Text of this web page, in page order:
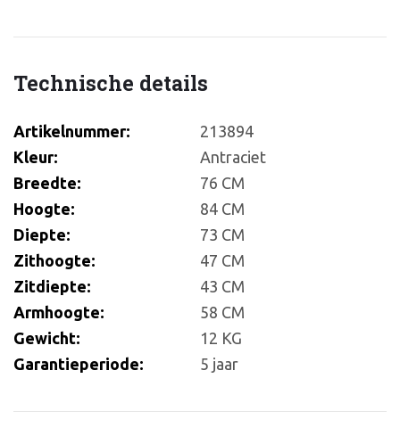
Technische details
Artikelnummer:
213894
Kleur:
Antraciet
Breedte:
76 CM
Hoogte:
84 CM
Diepte:
73 CM
Zithoogte:
47 CM
Zitdiepte:
43 CM
Armhoogte:
58 CM
Gewicht:
12 KG
Garantieperiode:
5 jaar